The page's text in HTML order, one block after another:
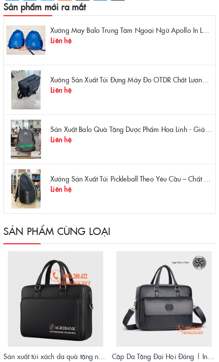
Sản phẩm mới ra mắt
Xưởng May Balo Trung Tâm Ngoại Ngữ Apollo In Logo Giá Rẻ Tại Xưởng
Liên hệ
Xưởng Sản Xuất Túi Đựng Máy Đo OTDR Chất Lượng – Chống Va Đập, Giá Tận Xưởng
Liên hệ
Sản Xuất Balo Quà Tặng Dược Phẩm Hoa Linh - Giá Gốc Tại Xưởng
Liên hệ
Xưởng Sản Xuất Túi Pickleball Theo Yêu Cầu – Chất Lượng, Bền Bỉ, Thiết Kế Độc Quyền
Liên hệ
SẢN PHẨM CÙNG LOẠI
Sản xuất túi xách da quà tặng ngân hàng Agribank - Vietbags Trọng Phát
Cặp Da Tặng Đại Hội Đảng | In Logo – Thiết Kế Sang Trọng – Giao Nhanh Toàn Quốc